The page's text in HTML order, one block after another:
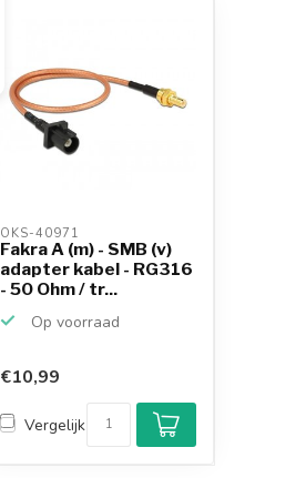
OKS-40971
Fakra A (m) - SMB (v)
adapter kabel - RG316
- 50 Ohm / tr...
Op voorraad
€10,99
Vergelijk